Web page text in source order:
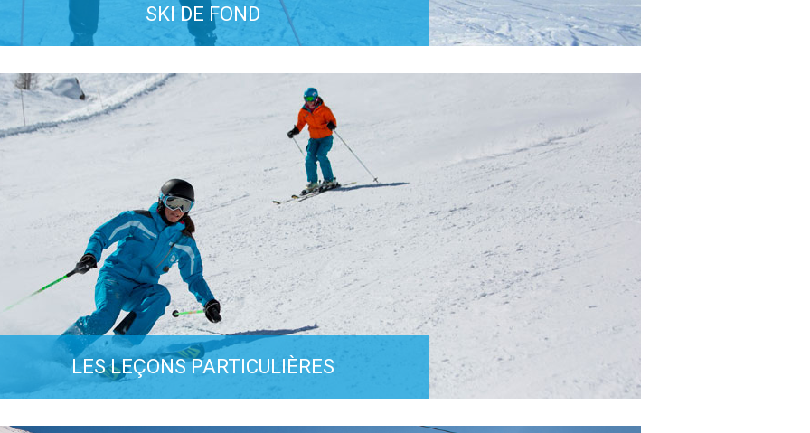
SKI DE FOND
des glisses nordiques pour enfants et adultes : skating,
classique, nordique.
PLUS D'INFOS
LES LEÇONS PARTICULIÈRES